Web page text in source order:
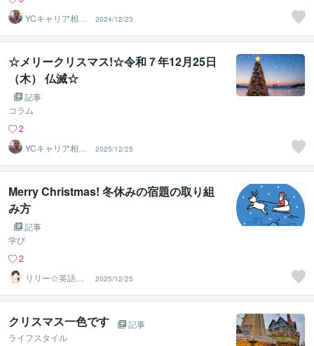
YCキャリア相談
2024/12/23
☆メリークリスマス!☆令和７年12月25日
（木） 仏滅☆
記事
コラム
2
YCキャリア相談
2025/12/25
Merry Christmas! 冬休みの宿題の取り組
み方
記事
学び
2
リリー☆英語家
庭教師
2025/12/25
クリスマス一色です
記事
ライフスタイル